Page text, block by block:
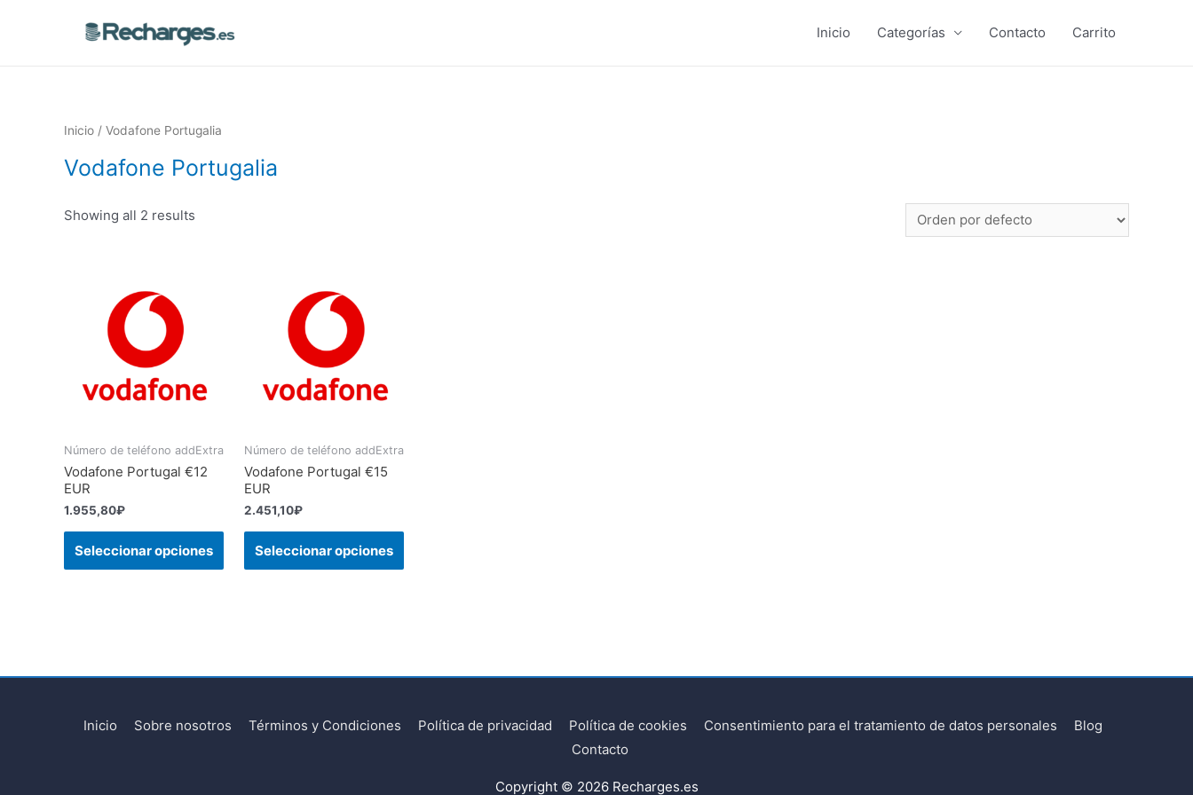
Inicio Categorías Contacto Carrito
Inicio / Vodafone Portugalia
Vodafone Portugalia
Showing all 2 results
Número de teléfono addExtra
Vodafone Portugal €12
EUR
1.955,80₽
Seleccionar opciones
Número de teléfono addExtra
Vodafone Portugal €15
EUR
2.451,10₽
Seleccionar opciones
Inicio Sobre nosotros Términos y Condiciones Política de privacidad Política de cookies Consentimiento para el tratamiento de datos personales
Blog
Contacto
Copyright © 2026 Recharges.es